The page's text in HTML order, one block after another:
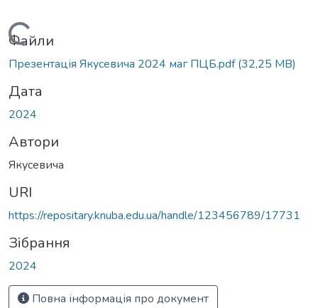
Вантажиться...
Файли
Презентація Якусевича 2024 маг ПЦБ.pdf(32,25 MB)
Дата
2024
Автори
Якусевича
URI
https://repositary.knuba.edu.ua/handle/123456789/17731
Зібрання
2024
Повна інформація про документ